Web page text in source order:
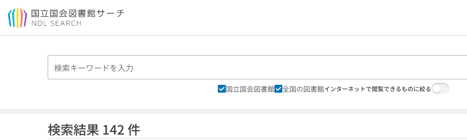
本文へ移動
国立国会図書館 全国の図書館インターネットで閲覧できるものに絞る
検索結果 142 件